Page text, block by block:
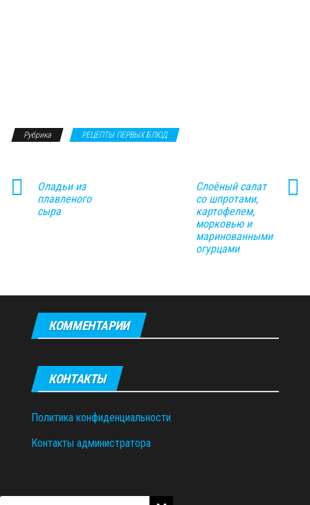
Рубрика РЕЦЕПТЫ ПЕРВЫХ БЛЮД
Оладьи из
плавленого
сыра
Слоёный салат
со шпротами,
картофелем,
морковью и
маринованными
огурцами
КОММЕНТАРИИ
КОНТАКТЫ
Политика конфиденциальности
Контакты администратора